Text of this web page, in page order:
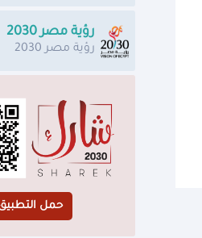
رؤية مصر 2030
رؤية مصر 2030